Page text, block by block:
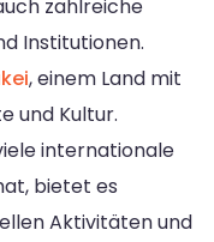
zahlreiche
Institutionen.
, einem Land mit
und Kultur.
internationale
bietet es
Aktivitäten und